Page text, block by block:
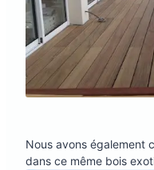
Nous avons également
dans ce même bois